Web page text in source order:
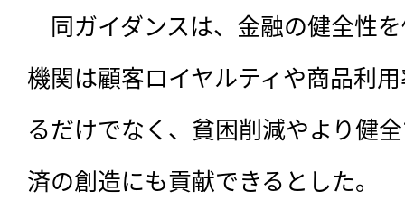
同ガイダンスは、金融の健全性
機関は顧客ロイヤルティや商品利
るだけでなく、貧困削減やより健
済の創造にも貢献できるとした。